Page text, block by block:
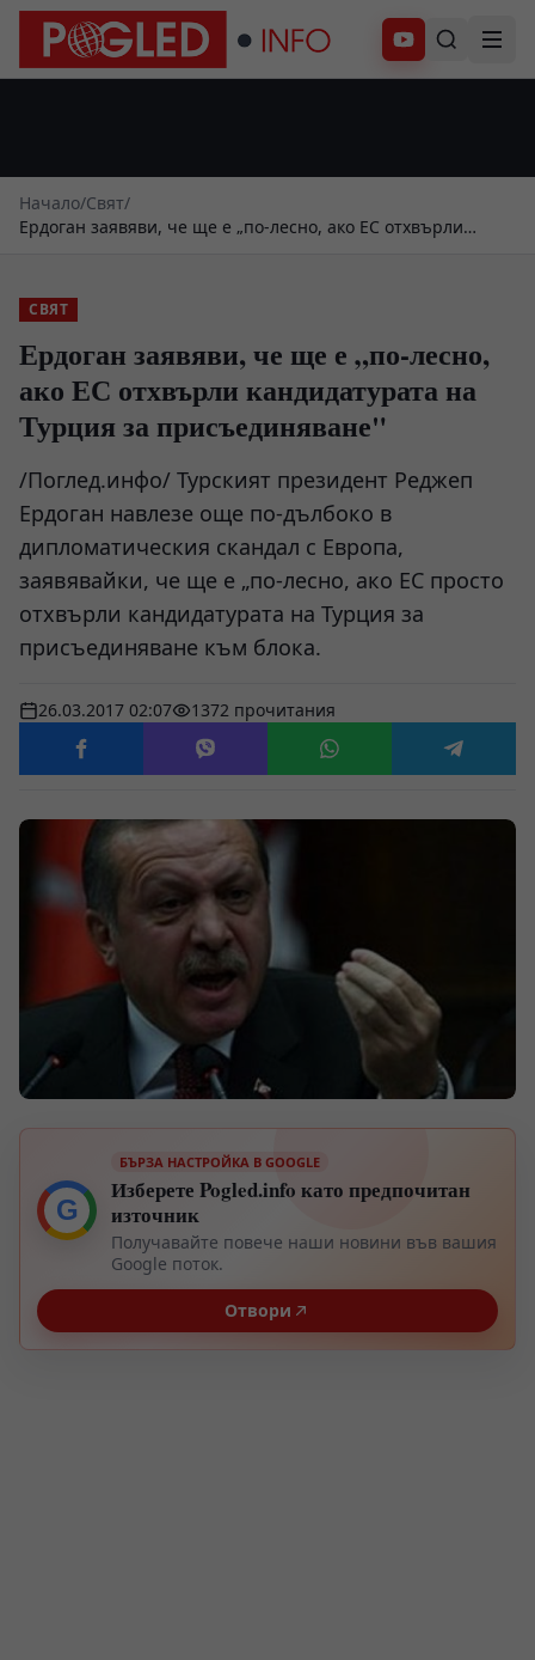
Абонирай се
Начало/Свят/
Ердоган заявяви, че ще е „по-лесно, ако ЕС отхвърли
СВЯТ
Ердоган заявяви, че ще е „по-лесно,
ако ЕС отхвърли кандидатурата на
Турция за присъединяване"
/Поглед.инфо/ Турският президент Реджеп
Ердоган навлезе още по-дълбоко в
дипломатическия скандал с Европа,
заявявайки, че ще е „по-лесно, ако ЕС просто
отхвърли кандидатурата на Турция за
присъединяване към блока.
26.03.2017 02:07 1372 прочитания
G
БЪРЗА НАСТРОЙКА В GOOGLE
Изберете Pogled.info като предпочитан
източник
Получавайте повече наши новини във вашия
Google поток.
Отвори